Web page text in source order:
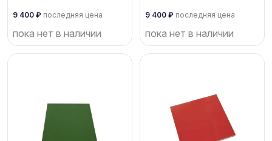
1/1
9 400 ₽ последняя цена
пока нет в наличии
1/1
9 400 ₽ последняя цена
пока нет в наличии